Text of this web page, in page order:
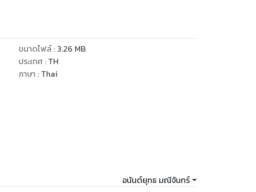
ขนาดไฟล์: 3.26 MB
ประเทศ : TH
ภาษา : Thai
อนันต์ยุทธ มณีจันทร์